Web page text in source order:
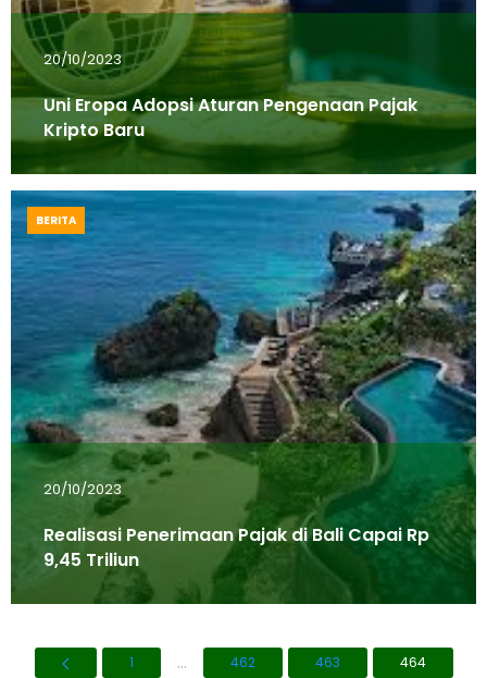
20/10/2023
Uni Eropa Adopsi Aturan Pengenaan Pajak
Kripto Baru
20/10/2023
Realisasi Penerimaan Pajak di Bali Capai Rp
9,45 Triliun
BERITA
1 ... 462 463
464